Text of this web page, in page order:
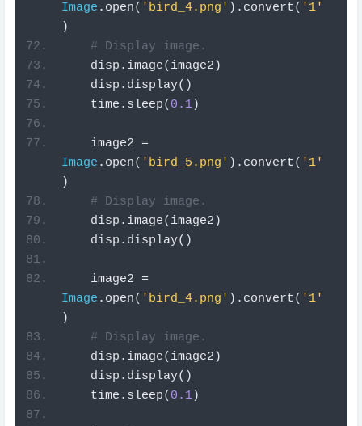
Image . open( 'bird_4.png' ). convert( '1'
)
# Display image.
    disp
. image( image2 )
    disp
. display()
    time
. sleep( 0.1)
    image2
=
Image . open( 'bird_5.png' ). convert( '1'
)
# Display image.
    disp
. image( image2 )
    disp
. display()
    image2
=
Image . open( 'bird_4.png' ). convert( '1'
)
# Display image.
    disp
. image( image2 )
    disp
. display()
    time
. sleep( 0.1)